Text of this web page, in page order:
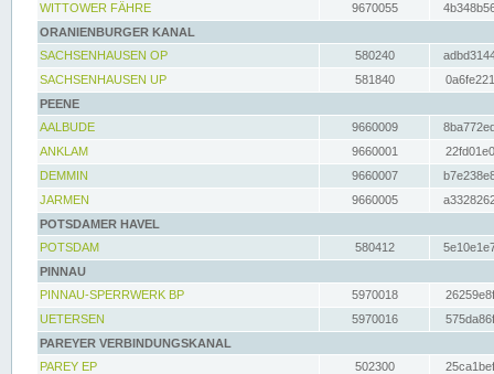
WITTOWER FÄHRE
9670055
ORANIENBURGER KANAL
SACHSENHAUSEN OP
580240
SACHSENHAUSEN UP
581840
PEENE
AALBUDE
9660009
ANKLAM
9660001
DEMMIN
9660007
JARMEN
9660005
POTSDAMER HAVEL
POTSDAM
580412
PINNAU
PINNAU-SPERRWERK BP
5970018
UETERSEN
5970016
PAREYER VERBINDUNGSKANAL
PAREY EP
502300